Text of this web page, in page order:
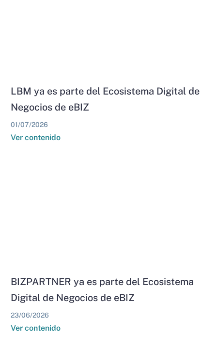
LBM ya es parte del Ecosistema Digital de
Negocios de eBIZ
01/07/2026
Ver contenido
BIZPARTNER ya es parte del Ecosistema
Digital de Negocios de eBIZ
23/06/2026
Ver contenido